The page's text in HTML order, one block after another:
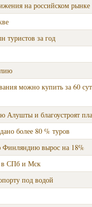
на российском рынке
туристов за год
можно купить за 60
Алушты и благоустроят
более 80 % туров
Финляндию вырос на 18%
в СПб и Мск
под водой